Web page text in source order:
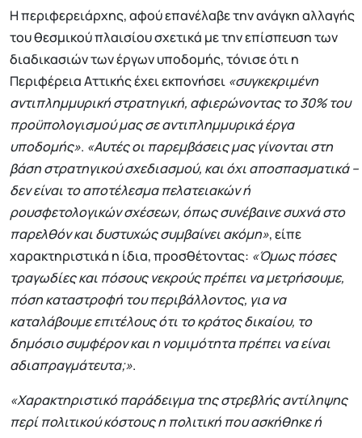
Η περιφερειάρχης, αφού επανέλαβε την ανάγκη αλλαγής
του θεσμικού πλαισίου σχετικά με την επίσπευση των
διαδικασιών των έργων υποδομής, τόνισε ότι η
Περιφέρεια Αττικής έχει εκπονήσει «συγκεκριμένη
αντιπλημμυρική στρατηγική, αφιερώνοντας το 30% του
προϋπολογισμού μας σε αντιπλημμυρικά έργα
υποδομής». «Αυτές οι παρεμβάσεις μας γίνονται στη
βάση στρατηγικού σχεδιασμού, και όχι αποσπασματικά –
δεν είναι το αποτέλεσμα πελατειακών ή
ρουσφετολογικών σχέσεων, όπως συνέβαινε συχνά στο
παρελθόν και δυστυχώς συμβαίνει ακόμη», είπε
χαρακτηριστικά η ίδια, προσθέτοντας: «Όμως πόσες
τραγωδίες και πόσους νεκρούς πρέπει να μετρήσουμε,
πόση καταστροφή του περιβάλλοντος, για να
καταλάβουμε επιτέλους ότι το κράτος δικαίου, το
δημόσιο συμφέρον και η νομιμότητα πρέπει να είναι
αδιαπραγμάτευτα;».
«Χαρακτηριστικό παράδειγμα της στρεβλής αντίληψης
περί πολιτικού κόστους η πολιτική που ασκήθηκε ή